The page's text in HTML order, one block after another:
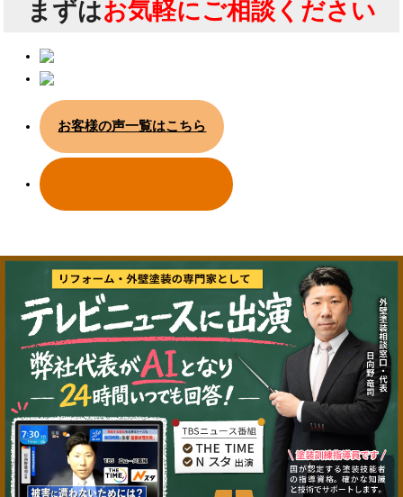
まずはお気軽にご相談ください
お客様の声一覧はこちら